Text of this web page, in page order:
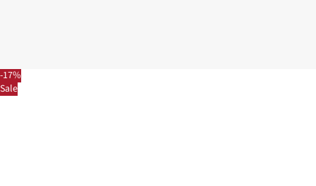
-17%
Sale